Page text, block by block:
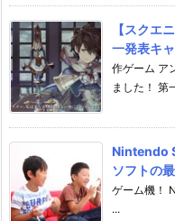
【スクエ
一発表キ
作ゲーム ア
ました！ 第
Nintendo
ソフトの
ゲーム機！
...